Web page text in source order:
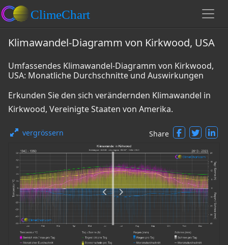
Klimawandel-Diagramm von Kirkwood, USA
Umfassendes Klimawandel-Diagramm von Kirkwood,
USA: Monatliche Durchschnitte und Auswirkungen
Erkunden Sie den sich verändernden Klimawandel in
Kirkwood, Vereinigte Staaten von Amerika.
vergrössern Share